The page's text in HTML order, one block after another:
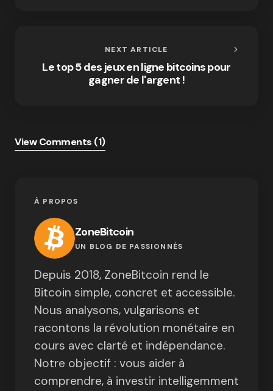
NEXT ARTICLE
Le top 5 des jeux en ligne bitcoins pour
gagner de l'argent !
View Comments (1)
À PROPOS
ZoneBitcoin
UN BLOG DE PASSIONNÉS
Depuis 2018, ZoneBitcoin rend le
Bitcoin simple, concret et accessible.
Nous analysons, vulgarisons et
racontons la révolution monétaire en
cours avec clarté et indépendance.
Notre objectif : vous aider à
comprendre, à investir intelligemment